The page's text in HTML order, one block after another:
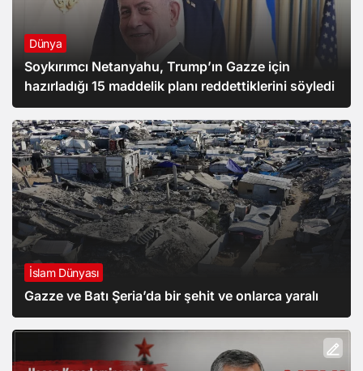
Dünya
Soykırımcı Netanyahu, Trump’ın Gazze için
hazırladığı 15 maddelik planı reddettiklerini söyledi
İslam Dünyası
Gazze ve Batı Şeria’da bir şehit ve onlarca yaralı